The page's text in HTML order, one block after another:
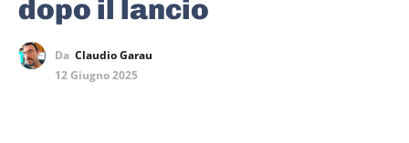
dopo il lancio
Da Claudio Garau
12 Giugno 2025